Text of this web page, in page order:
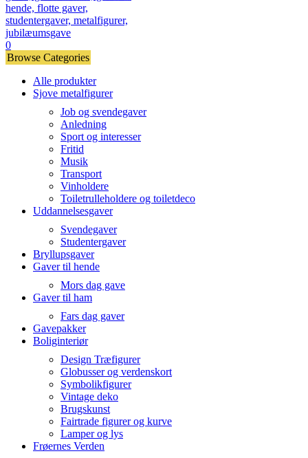
0
Browse Categories
Alle produkter
Sjove metalfigurer
Job og svendegaver
Anledning
Sport og interesser
Fritid
Musik
Transport
Vinholdere
Toiletrulleholdere og toiletdeco
Uddannelsesgaver
Svendegaver
Studentergaver
Bryllupsgaver
Gaver til hende
Mors dag gave
Gaver til ham
Fars dag gaver
Gavepakker
Boliginteriør
Design Træfigurer
Globusser og verdenskort
Symbolikfigurer
Vintage deko
Brugskunst
Fairtrade figurer og kurve
Lamper og lys
Frøernes Verden